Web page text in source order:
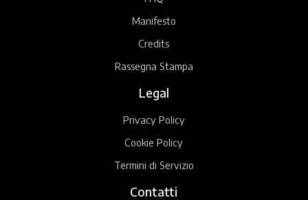
Manifesto
Credits
Rassegna Stampa
Legal
Privacy Policy
Cookie Policy
Termini di Servizio
Contatti